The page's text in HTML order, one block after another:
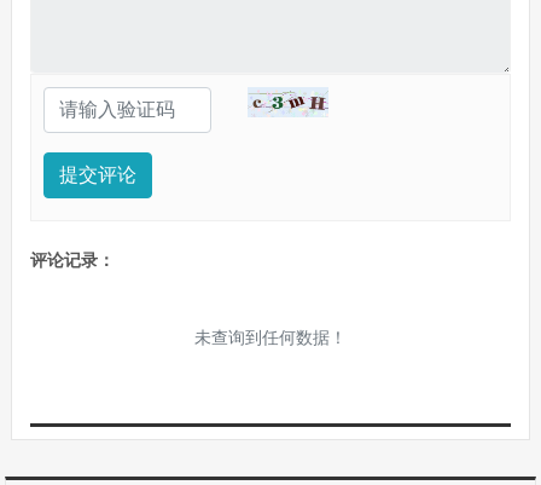
提交评论
评论记录：
未查询到任何数据！